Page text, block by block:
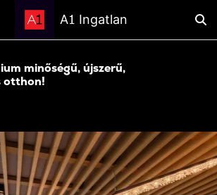
A1 Ingatlan
minőségű, újszerű,
otthon!